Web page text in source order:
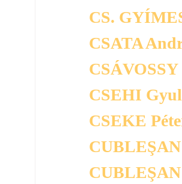
CS.
CSATA
CSEHI
CSEKE